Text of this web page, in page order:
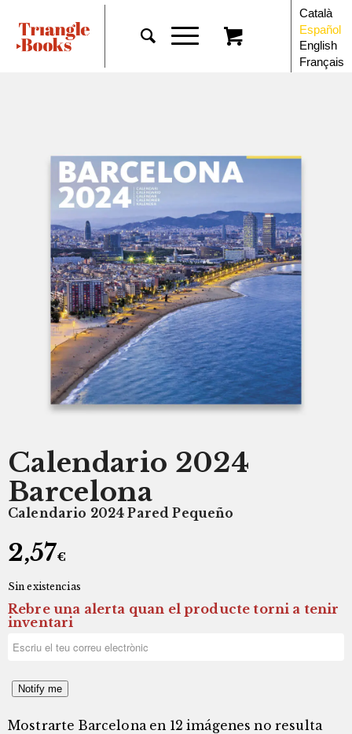
Català
Español
English
Français
Calendario 2024
Barcelona
Calendario 2024 Pared Pequeño
2,57€
Sin existencias
Rebre una alerta quan el producte torni a tenir
inventari
Notify me
Mostrarte Barcelona en 12 imágenes no resulta